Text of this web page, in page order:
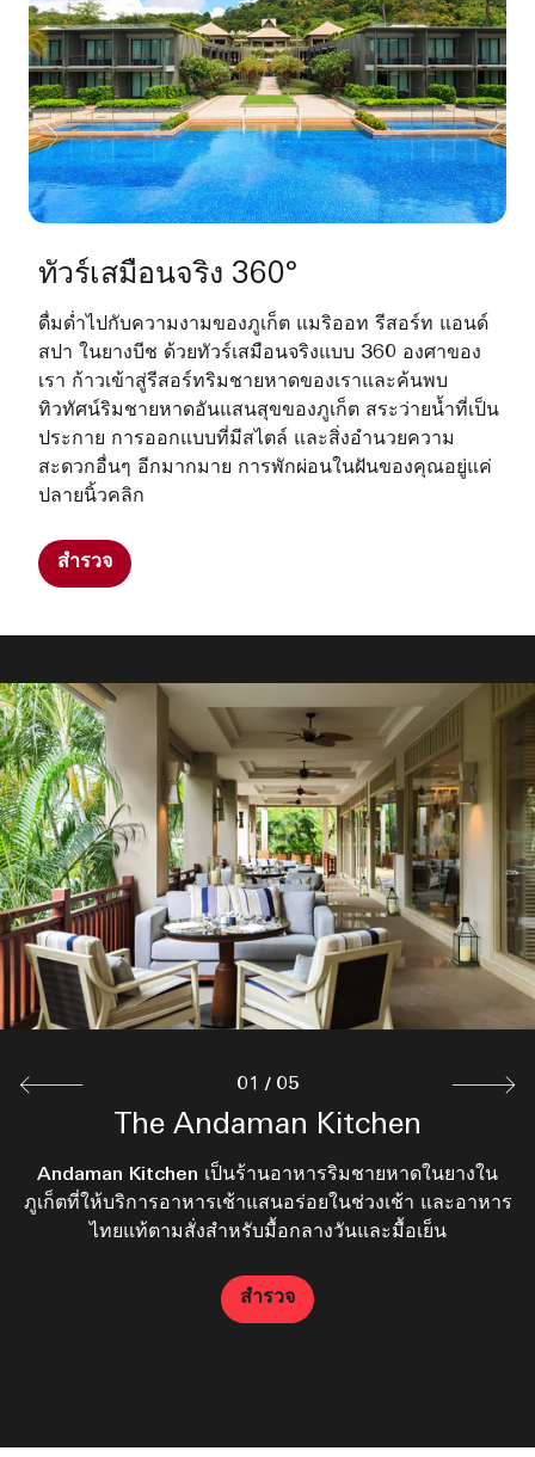
ทัวร์เสมือนจริง 360°
ดื่มด่ำไปกับความงามของภูเก็ต แมริออท รีสอร์ท แอนด์
สปา ในยางบีช ด้วยทัวร์เสมือนจริงแบบ 360 องศาของ
เรา ก้าวเข้าสู่รีสอร์ทริมชายหาดของเราและค้นพบ
ทิวทัศน์ริมชายหาดอันแสนสุขของภูเก็ต สระว่ายน้ำที่เป็น
ประกาย การออกแบบที่มีสไตล์ และสิ่งอำนวยความ
สะดวกอื่นๆ อีกมากมาย การพักผ่อนในฝันของคุณอยู่แค่
ปลายนิ้วคลิก
สำรวจ
The Andaman Kitchen
Andaman Kitchen เป็นร้านอาหารริมชายหาดในยางใน
ภูเก็ตที่ให้บริการอาหารเช้าแสนอร่อยในช่วงเช้า และอาหาร
ไทยแท้ตามสั่งสำหรับมื้อกลางวันและมื้อเย็น
สำรวจ
Big Fish
Big Fish Restaurant & Bar เป็นร้านอาหารซีฟู้ดที่ให้
บริการอาหารประเภทย่าง อาหารทะเล และอาหารนานาชาติ
ยอดนิยมสำหรับมื้อกลางวันและมื้อเย็น พร้อมชมวิวอันงดงาม
สำรวจ
Big Fish Bar
Big Fish Bar เป็นบาร์ชมพระอาทิตย์ตกที่มีชีวิตชีวาในภูเก็ต
ตั้งอยู่ติดกับสระว่ายน้ำ และมีทิวทัศน์อันน่าทึ่งของทะเล
อันดามัน เพลิดเพลินกับเครื่องดื่มและดนตรีหลากหลายตั้งแต่
สำรวจ
Mama’s Kitchen
ห้องอาหารและบาร์กลางแจ้งริมชายหาดในยางแห่งนี้ให้
บรรยากาศแสนอบอุ่น มีบริการอาหารเอเชียแสนอร่อยโดยใช้
สมุนไพรสดจากสวน พร้อมค็อกเทลที่รังสรรค์อย่างประณีต
สำรวจ
The Lounge
Nestled in the resort’s lobby, this open-air lounge is
the perfect place to chill out, plug in, and connect
with friends and family while enjoying panoramic
views of the Andaman Sea.
สำรวจ
01 / 05